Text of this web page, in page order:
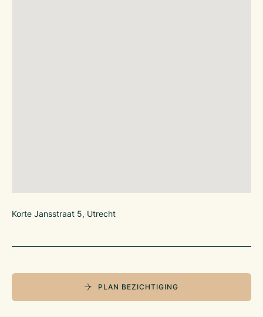
Korte Jansstraat 5, Utrecht
PLAN BEZICHTIGING